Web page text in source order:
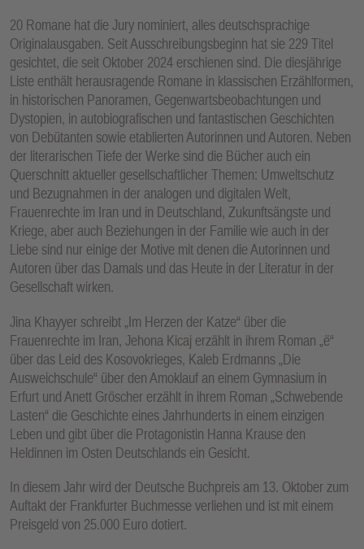
20 Romane hat die Jury nominiert, alles deutschsprachige
Originalausgaben. Seit Ausschreibungsbeginn hat sie 229 Titel
gesichtet, die seit Oktober 2024 erschienen sind. Die diesjährige
Liste enthält herausragende Romane in klassischen Erzählformen,
in historischen Panoramen, Gegenwartsbeobachtungen und
Dystopien, in autobiografischen und fantastischen Geschichten
von Debütanten sowie etablierten Autorinnen und Autoren. Neben
der literarischen Tiefe der Werke sind die Bücher auch ein
Querschnitt aktueller gesellschaftlicher Themen: Umweltschutz
und Bezugnahmen in der analogen und digitalen Welt,
Frauenrechte im Iran und in Deutschland, Zukunftsängste und
Kriege, aber auch Beziehungen in der Familie wie auch in der
Liebe sind nur einige der Motive mit denen die Autorinnen und
Autoren über das Damals und das Heute in der Literatur in der
Gesellschaft wirken.
Jina Khayyer schreibt „Im Herzen der Katze“ über die
Frauenrechte im Iran, Jehona Kicaj erzählt in ihrem Roman „ë“
über das Leid des Kosovokrieges, Kaleb Erdmanns „Die
Ausweichschule“ über den Amoklauf an einem Gymnasium in
Erfurt und Anett Gröscher erzählt in ihrem Roman „Schwebende
Lasten“ die Geschichte eines Jahrhunderts in einem einzigen
Leben und gibt über die Protagonistin Hanna Krause den
Heldinnen im Osten Deutschlands ein Gesicht.
In diesem Jahr wird der Deutsche Buchpreis am 13. Oktober zum
Auftakt der Frankfurter Buchmesse verliehen und ist mit einem
Preisgeld von 25.000 Euro dotiert.